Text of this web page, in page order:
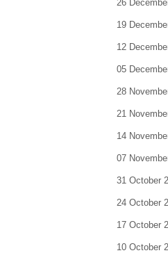
26
19
12
05
28
21
14
07
31 October
24 October
17 October
10 October